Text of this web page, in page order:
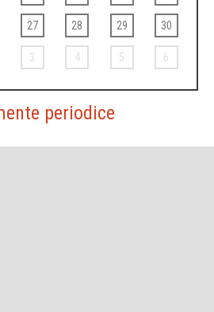
27 28 29 30
3 4 5 6
periodice